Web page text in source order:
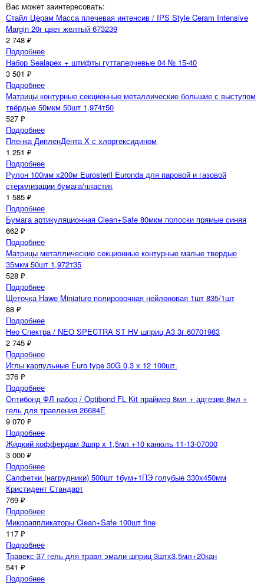
Вас может заинтересовать:
Стайл Церам Масса плечевая интенсив / IPS Style Ceram Intensive
Margin 20г цвет желтый 673239
2 748 ₽
Подробнее
Набор Sealapex + штифты гуттаперчевые 04 № 15-40
3 501 ₽
Подробнее
Матрицы контурные секционные металлические большие с выступом
твёрдые 50мкм 50шт 1,974т50
527 ₽
Подробнее
Пленка ДипленДента Х с хлоргексидином
1 251 ₽
Подробнее
Рулон 100мм х200м Eurosteril Euronda для паровой и газовой
стерилизации бумага/пластик
1 585 ₽
Подробнее
Бумага артикуляционная Clean+Safe 80мкм полоски прямые синяя
662 ₽
Подробнее
Матрицы металлические секционные контурные малые твердые
35мкм 50шт 1,972т35
528 ₽
Подробнее
Щеточка Hawe Miniature полировочная нейлоновая 1шт 835/1шт
88 ₽
Подробнее
Нео Спектра / NEO SPECTRA ST HV шприц A3 3г 60701983
2 745 ₽
Подробнее
Иглы карпульные Euro type 30G 0,3 х 12 100шт.
376 ₽
Подробнее
Оптибонд ФЛ набор / Optibond FL Kit праймер 8мл + адгезив 8мл +
гель для травления 26684Е
9 070 ₽
Подробнее
Жидкий коффердам 3шпр х 1,5мл +10 канюль 11-13-07000
3 000 ₽
Подробнее
Салфетки (нагрудники) 500шт 1бум+1ПЭ голубые 330х450мм
Кристидент Стандарт
769 ₽
Подробнее
Микроаппликаторы Clean+Safe 100шт fine
117 ₽
Подробнее
Травекс-37 гель для травл эмали шприц 3штх3,5мл+20кан
541 ₽
Подробнее